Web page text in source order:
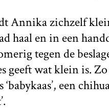
Annika zichzelf
haal en in een
tegen de
geeft wat klein is.
‘babykaas’, een